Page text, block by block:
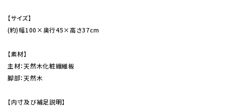
【サイズ】
(約)幅100×奥行45×高さ37cm
【素材】
主材：天然木化粧繊維板
脚部：天然木
【内寸及び補足説明】